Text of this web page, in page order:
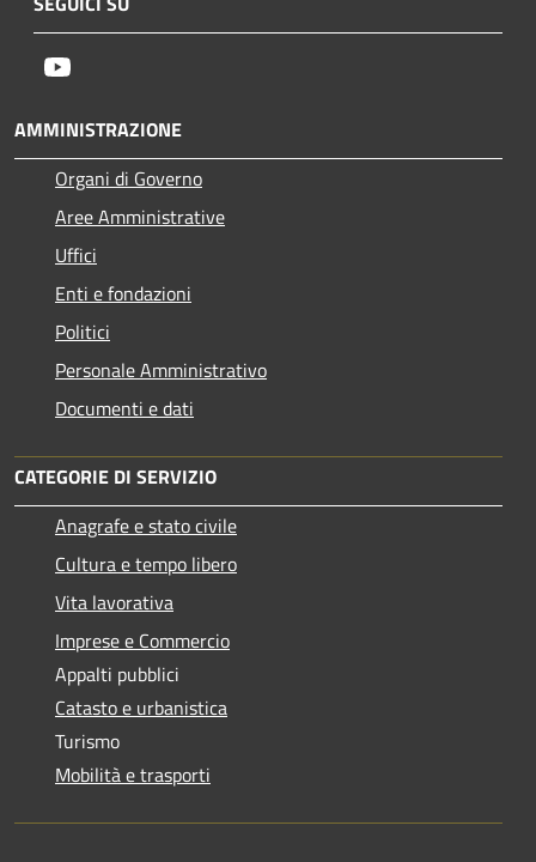
AMMINISTRAZIONE
Organi di Governo
Aree Amministrative
Uffici
Enti e fondazioni
Politici
Personale Amministrativo
Documenti e dati
CATEGORIE DI SERVIZIO
Anagrafe e stato civile
Cultura e tempo libero
Vita lavorativa
Imprese e Commercio
Appalti pubblici
Catasto e urbanistica
Turismo
Mobilità e trasporti